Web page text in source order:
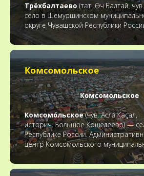
Трёхбалтаево (тат. Өч Балтай,
село в Шемуршинском
округе Чувашской Республики
Комсомольское
Комсомольское
Комсомо́льское(чув. Аслă Каçал,
историч. Большое Кошелеево) —
Республике России.
центр Комсомольского